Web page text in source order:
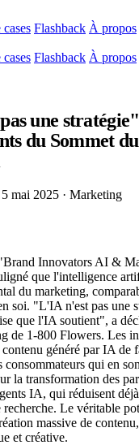
cases Flashback À propos
cases Flashback À propos
une
du Sommet
5 mai 2025 · Marketing
Innovators AI &
que l'intelligence
du marketing,
soi. "L'IA n'est pas une
que l'IA soutient", a
de 1-800 Flowers. Les
généré par IA de
consommateurs qui en
la transformation des
IA, qui réduisent
recherche. Le véritable
massive de
et créative.